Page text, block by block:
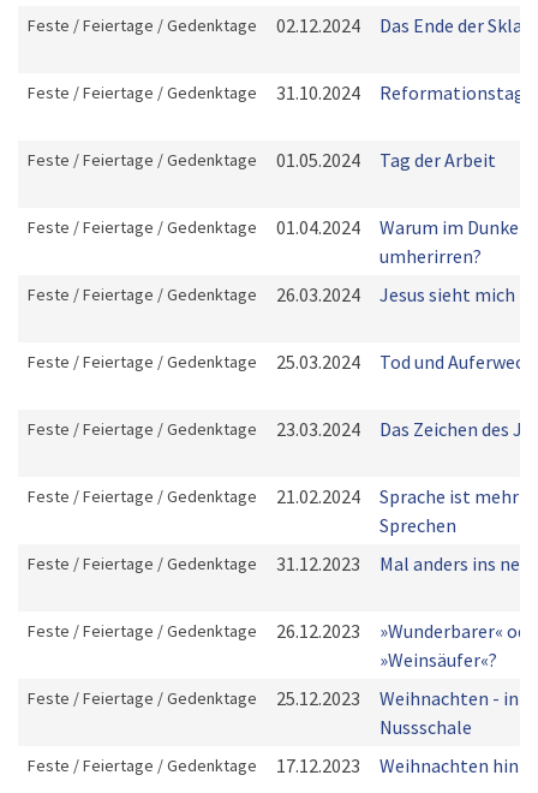
Feste / Feiertage / Gedenktage 02.12.2024 Das Ende der
Feste / Feiertage / Gedenktage 31.10.2024 Reformationstag
Feste / Feiertage / Gedenktage 01.05.2024 Tag der Arbeit
Feste / Feiertage / Gedenktage 01.04.2024
Warum im Dunkeln
umherirren?
Feste / Feiertage / Gedenktage 26.03.2024 Jesus sieht mich
Feste / Feiertage / Gedenktage 25.03.2024 Tod und
Feste / Feiertage / Gedenktage 23.03.2024 Das Zeichen des
Feste / Feiertage / Gedenktage 21.02.2024
Sprache ist mehr
Sprechen
Feste / Feiertage / Gedenktage 31.12.2023 Mal anders ins
Feste / Feiertage / Gedenktage 26.12.2023
»Wunderbarer«
»Weinsäufer«?
Feste / Feiertage / Gedenktage 25.12.2023
Weihnachten - in
Nussschale
Feste / Feiertage / Gedenktage 17.12.2023 Weihnachten